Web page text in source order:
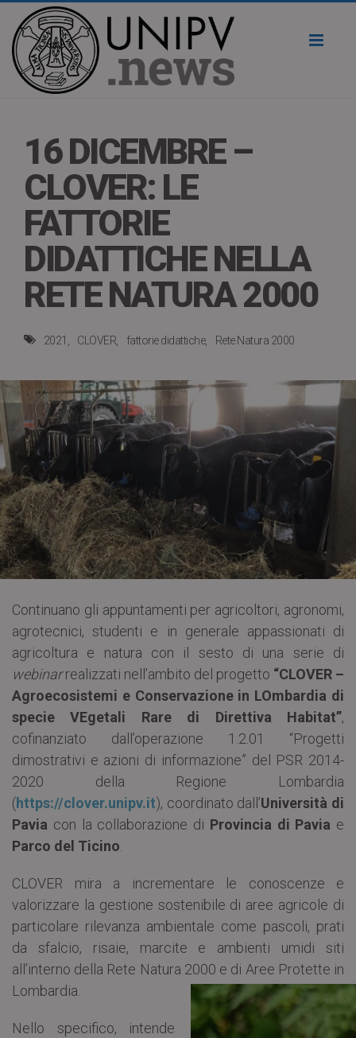
16 DICEMBRE –
CLOVER: LE
FATTORIE
DIDATTICHE NELLA
RETE NATURA 2000
2021 CLOVER fattorie didattiche Rete Natura 2000
Continuano gli appuntamenti per agricoltori, agronomi,
agrotecnici, studenti e in generale appassionati di
agricoltura e natura con il sesto di una serie di
webinarrealizzati nell’ambito del progetto “CLOVER –
Agroecosistemi e Conservazione in LOmbardia di
specie VEgetali Rare di Direttiva Habitat”,
cofinanziato dall’operazione 1.2.01 “Progetti
dimostrativi e azioni di informazione” del PSR 2014-
2020 della Regione Lombardia
(https://clover.unipv.it), coordinato dall’Università di
Pavia con la collaborazione di Provincia di Pavia e
Parco del Ticino
CLOVER mira a incrementare le conoscenze e
valorizzare la gestione sostenibile di aree agricole di
particolare rilevanza ambientale come pascoli, prati
da sfalcio, risaie, marcite e ambienti umidi siti
all’interno della Rete Natura 2000 e di Aree Protette in
Lombardia.
Nello specifico, intende